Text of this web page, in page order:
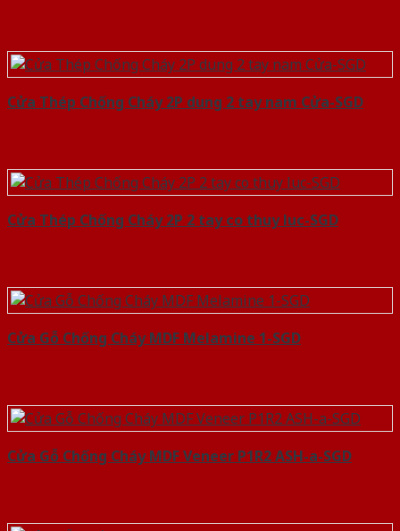
Cửa Thép Chống Cháy 2P dung 2 tay nam Cửa-SGD
Cửa Thép Chống Cháy 2P 2 tay co thuy luc-SGD
Cửa Gỗ Chống Cháy MDF Melamine 1-SGD
Cửa Gỗ Chống Cháy MDF Veneer P1R2 ASH-a-SGD